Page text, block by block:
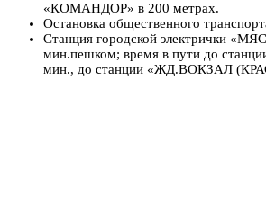
«КОМАНДОР» в 200 метрах.
Остановка общественного
Станция городской электрички
мин.пешком; время в пути до
мин., до станции «ЖД.ВОКЗАЛ